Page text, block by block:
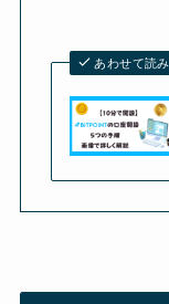
あわせて読